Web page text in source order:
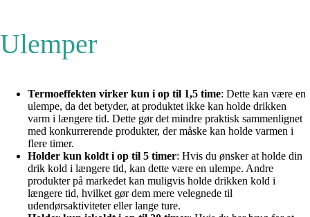
Ulemper
Termoeffekten virker kun i op til 1,5 time: Dette kan være en
ulempe, da det betyder, at produktet ikke kan holde drikken
varm i længere tid. Dette gør det mindre praktisk sammenlignet
med konkurrerende produkter, der måske kan holde varmen i
flere timer.
Holder kun koldt i op til 5 timer: Hvis du ønsker at holde din
drik kold i længere tid, kan dette være en ulempe. Andre
produkter på markedet kan muligvis holde drikken kold i
længere tid, hvilket gør dem mere velegnede til
udendørsaktiviteter eller lange ture.